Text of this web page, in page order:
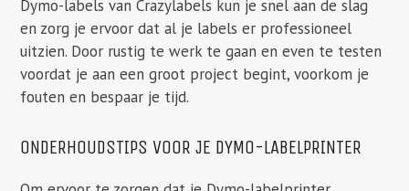
Dymo-labels van Crazylabels kun je snel aan de slag
en zorg je ervoor dat al je labels er professioneel
uitzien. Door rustig te werk te gaan en even te testen
voordat je aan een groot project begint, voorkom je
fouten en bespaar je tijd.
ONDERHOUDSTIPS VOOR JE DYMO-LABELPRINTER